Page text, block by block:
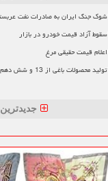
شوک جنگ ایران به صادرات نفت
سقوط آزاد قیمت خودرو در بازار
اعلام قیمت حقیقی مرغ
تولید محصولات باغی از 13 و شش دهم میلیون تن گذشت